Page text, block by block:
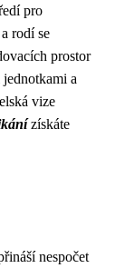
pro
rodí se
prostor
a
vize
získáte
nespočet